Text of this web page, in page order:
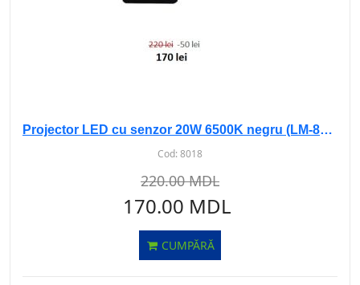
Projector LED cu senzor 20W 6500K negru (LM-8862)
Cod:8018
220.00 MDL
170.00 MDL
CUMPĂRĂ